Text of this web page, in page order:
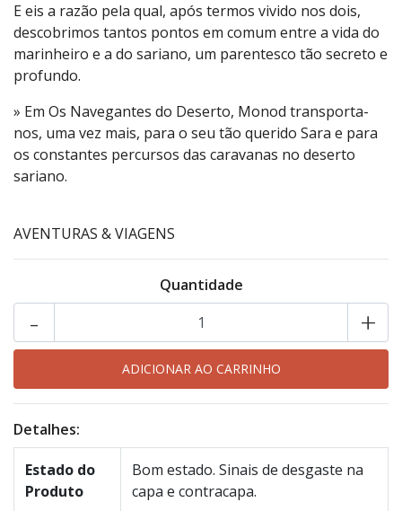
E eis a razão pela qual, após termos vivido nos dois,
descobrimos tantos pontos em comum entre a vida do
marinheiro e a do sariano, um parentesco tão secreto e
profundo.
» Em Os Navegantes do Deserto, Monod transporta-
nos, uma vez mais, para o seu tão querido Sara e para
os constantes percursos das caravanas no deserto
sariano.
AVENTURAS & VIAGENS
Quantidade
+
-
Detalhes:
Estado do
Produto
Bom estado. Sinais de desgaste na
capa e contracapa.